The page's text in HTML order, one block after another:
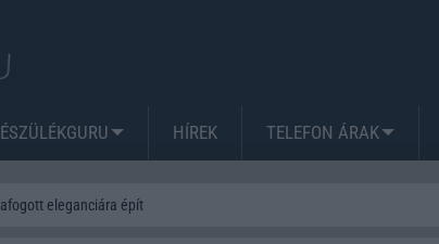
HÍREK TELEFON ÁRAK
eleganciára épít